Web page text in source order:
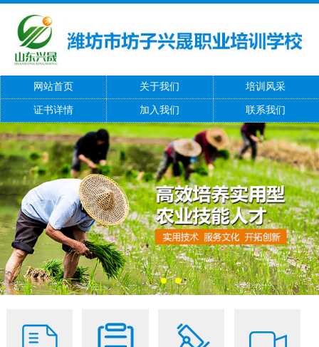
网站首页 关于我们 培训风采
证书详情 加入我们 联系我们